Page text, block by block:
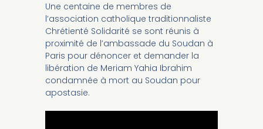
Une centaine de membres de
l’association catholique traditionnaliste
Chrétienté Solidarité se sont réunis à
proximité de l’ambassade du Soudan à
Paris pour dénoncer et demander la
libération de Meriam Yahia Ibrahim
condamnée à mort au Soudan pour
apostasie.